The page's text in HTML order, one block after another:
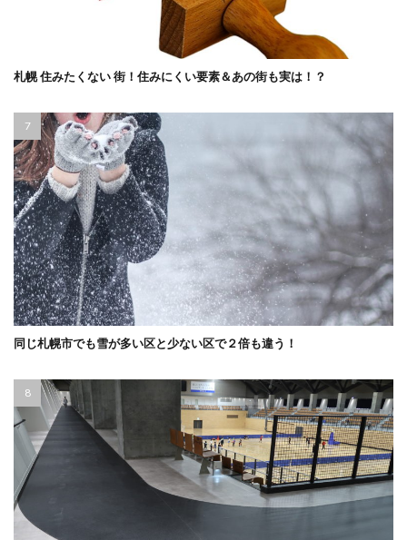
札幌 住みたくない 街！住みにくい要素＆あの街も実は！？
同じ札幌市でも雪が多い区と少ない区で２倍も違う！